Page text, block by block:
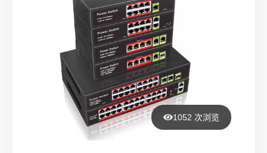
1052 次浏览